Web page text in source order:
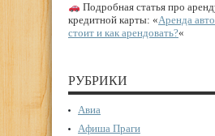
Подробная статья про
кредитной карты: «Аренда
стоит и как арендовать?«
РУБРИКИ
Авиа
Афиша Праги